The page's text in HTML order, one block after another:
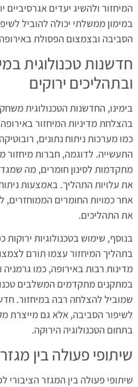
המיחזור ולהשיג יעדים
במימון ממשלתי יכולה להוביל
הסביבה ובצמצום הפסולת
חדשנות טכנולוגית
ובתהליכים ירוקים
בימינו, החדשנות הטכנולוגית
בהצלחת מדיניות המיחזור
התעשייה. לדוגמה, חברות מיחזור
מתקדמות לסינון חומרים, מה
את עלויות התהליך. באמצעות
אחר כמויות החומרים הממוחזרים,
את התהליכים.
בנוסף, שימוש בטכנולוגיות
בתהליך המיחזור עצמו תורם
מדינות רבות באירופה, כמו
במתקנים מתקדמים המשלבים
שמוביל להצלחה רבה במיחזור.
לשיפור הסביבה, אלא גם מייצרת
בתחום הטכנולוגיה הירוקה.
שיתופי פעולה בין
שיתופי פעולה בין המגזר הציבורי